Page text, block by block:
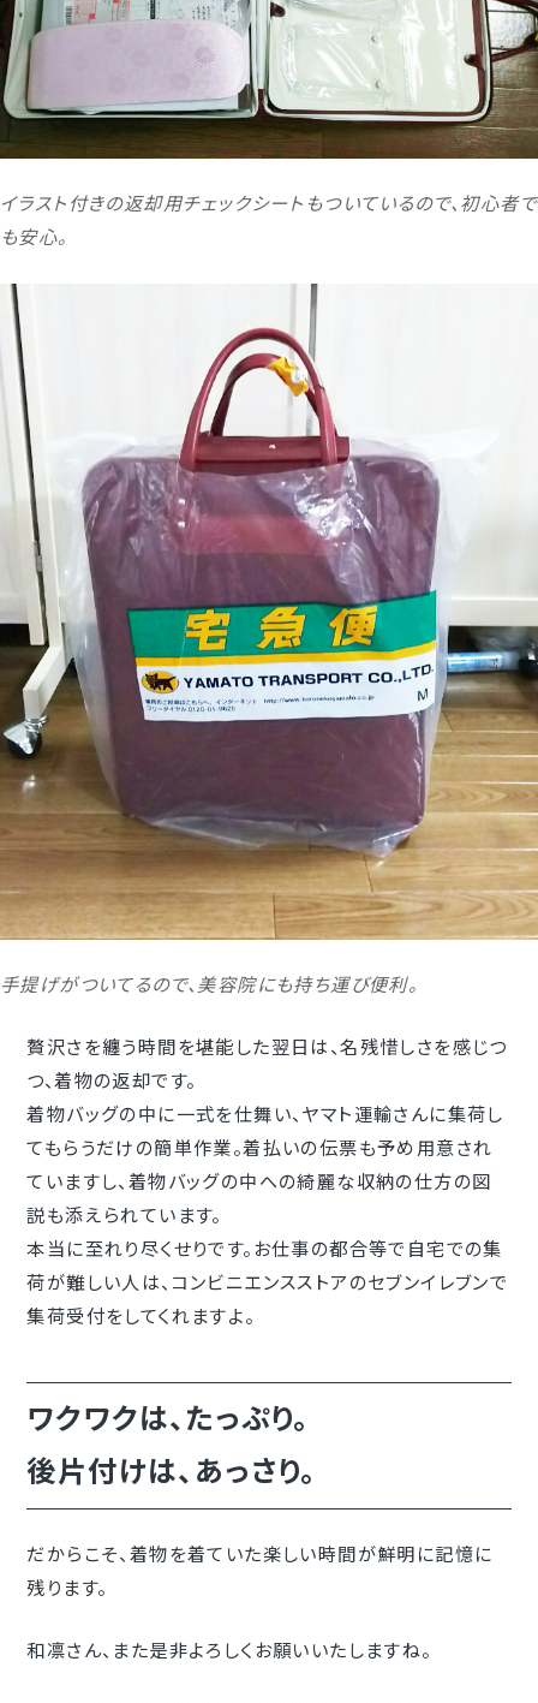
イラスト付きの返却用チェックシートもついているので、初心者で
も安心。
手提げがついてるので、美容院にも持ち運び便利。
贅沢さを纏う時間を堪能した翌日は、名残惜しさを感じつ
つ、着物の返却です。
着物バッグの中に一式を仕舞い、ヤマト運輸さんに集荷し
てもらうだけの簡単作業。着払いの伝票も予め用意され
ていますし、着物バッグの中への綺麗な収納の仕方の図
説も添えられています。
本当に至れり尽くせりです。お仕事の都合等で自宅での集
荷が難しい人は、コンビニエンスストアのセブンイレブンで
集荷受付をしてくれますよ。
ワクワクは、たっぷり。
後片付けは、あっさり。
だからこそ、着物を着ていた楽しい時間が鮮明に記憶に
残ります。
和凛さん、また是非よろしくお願いいたしますね。